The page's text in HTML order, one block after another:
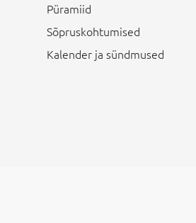
Püramiid
Sõpruskohtumised
Kalender ja sündmused